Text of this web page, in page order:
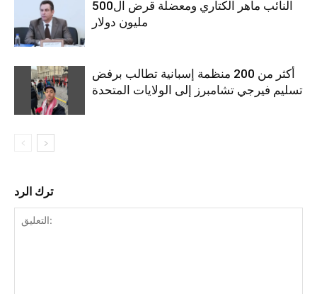
النائب ماهر الكتاري ومعضلة قرض ال500
مليون دولار
أكثر من 200 منظمة إسبانية تطالب برفض
تسليم فيرجي تشامبرز إلى الولايات المتحدة
ترك الرد